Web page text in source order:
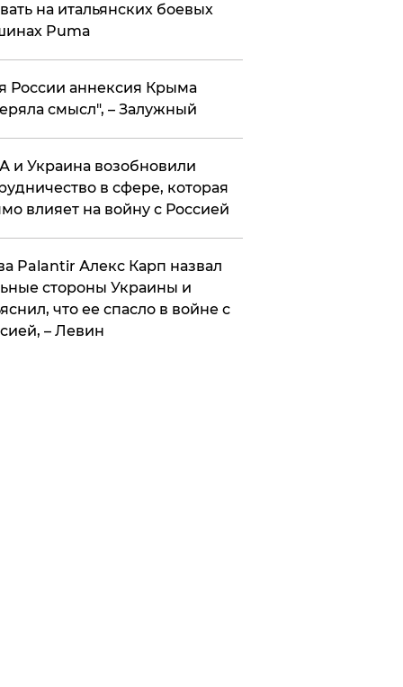
на итальянских боевых
Puma
России аннексия Крыма
смысл", – Залужный
и Украина возобновили
в сфере, которая
влияет на войну с Россией
Palantir Алекс Карп назвал
стороны Украины и
что ее спасло в войне с
– Левин